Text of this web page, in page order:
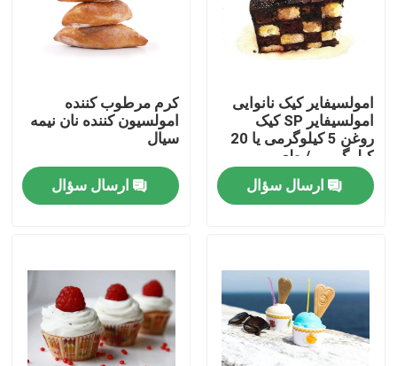
نمایش واقعیت مجازی
تور کارخانه
کنترل کیفیت
اخبار
درخواست نقل قول
امولسیفایر کیک نانوایی
امولسیفایر SP کیک
روغن 5 کیلوگرمی یا 20
کیلوگرمی / طعم
خوشبوی بشکه ای
ارسال سؤال
کرم مرطوب کننده
امولسیون کننده نان نیمه
سیال
ارسال سؤال